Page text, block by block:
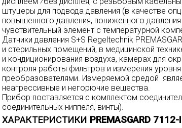
штуцеры для подвода давления (в качестве
повышенного давления, пониженного
чувствительный элемент с температурной
Датчики давления S+S Regeltechnik
и стерильных помещений, в медицинской
и кондиционирования воздуха, камерах для
контроля работы фильтров и измерения
преобразователями. Измеряемой средой
неагрессивные и негорючие вещества.
Прибор поставляется с комплектом
соединительных ниппеля, винты).
ХАРАКТЕРИСТИКИ PREMASGARD 7112-